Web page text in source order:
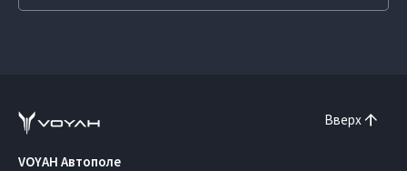
Вверх
VOYAH Автополе